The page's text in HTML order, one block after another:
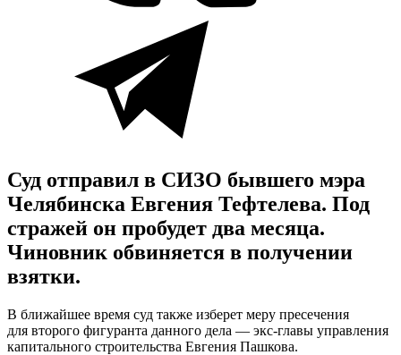
Суд отправил в СИЗО бывшего мэра
Челябинска Евгения Тефтелева. Под
стражей он пробудет два месяца.
Чиновник обвиняется в получении
взятки.
В ближайшее время суд также изберет меру пресечения
для второго фигуранта данного дела — экс-главы управления
капитального строительства Евгения Пашкова.